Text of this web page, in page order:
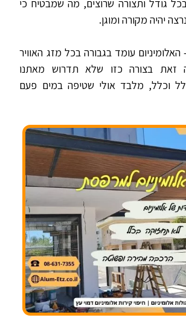
גודל ותצורה שרוצים, מה שמבטיח כי
יהיה מקורה ומוגן.
האלומיניום עומד בגבורה בכל מזג האוויר
זאת בצורה כזו שלא תדרוש מאתנו
וכלל, מלבד אולי שטיפה במים פעם